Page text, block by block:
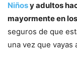
Niñosy adultos
mayormente en
seguros de que
una vez que vayas